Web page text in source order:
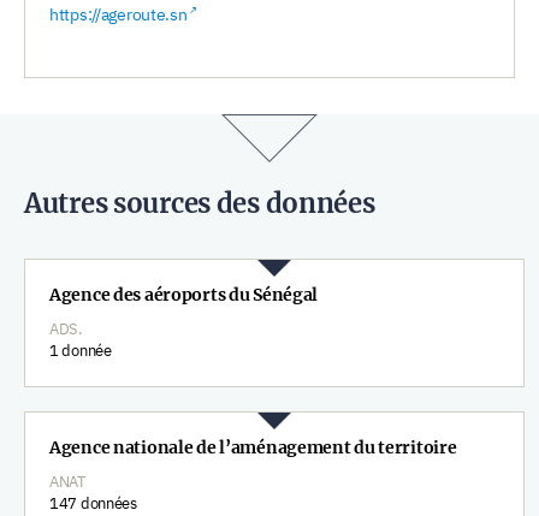
https://ageroute.sn
Autres sources des données
Agence des aéroports du Sénégal
ADS.
1 donnée
Agence nationale de l’aménagement du territoire
ANAT
147 données